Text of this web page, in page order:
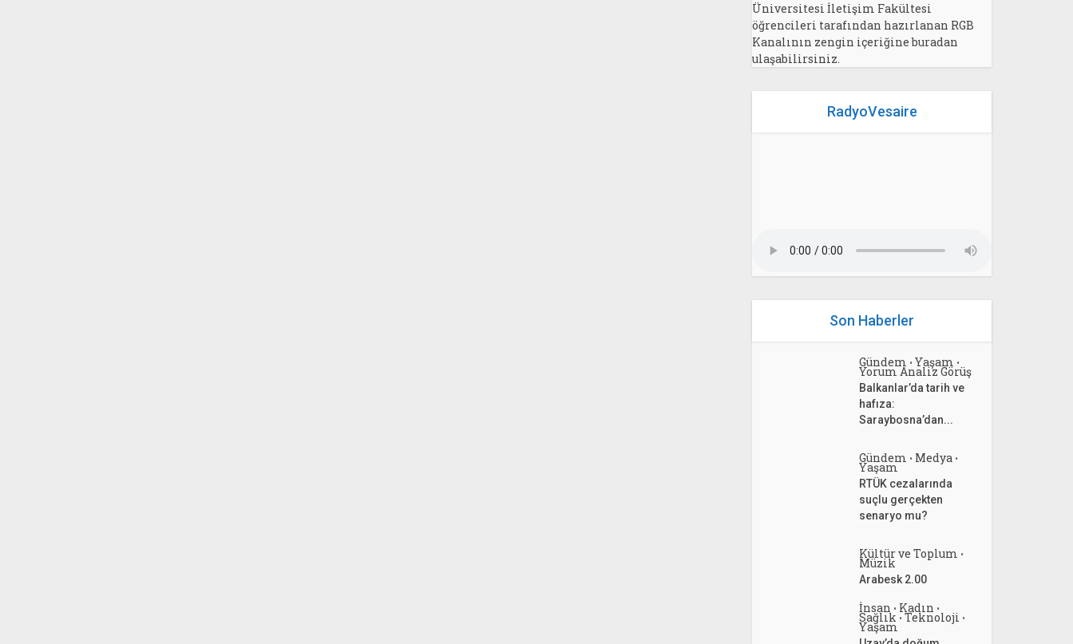
Üniversitesi İletişim Fakültesi
öğrencileri tarafından hazırlanan RGB
Kanalının zengin içeriğine buradan
ulaşabilirsiniz.
RadyoVesaire
Son Haberler
Gündem • Yaşam •
Yorum Analiz Görüş
Balkanlar’da tarih ve
hafıza:
Saraybosna’dan...
Gündem • Medya •
Yaşam
RTÜK cezalarında
suçlu gerçekten
senaryo mu?
Kültür ve Toplum •
Müzik
Arabesk 2.00
İnsan • Kadın •
Sağlık • Teknoloji •
Yaşam